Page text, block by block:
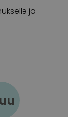
ja